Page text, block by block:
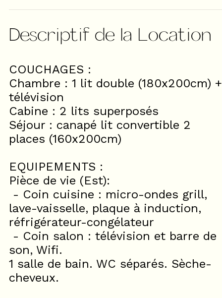
Descriptif de la Location
COUCHAGES :
Chambre : 1 lit double (180x200cm) +
télévision
Cabine : 2 lits superposés
Séjour : canapé lit convertible 2
places (160x200cm)
EQUIPEMENTS :
Pièce de vie (Est):
- Coin cuisine : micro-ondes grill,
lave-vaisselle, plaque à induction,
réfrigérateur-congélateur
- Coin salon : télévision et barre de
son, Wifi.
1 salle de bain. WC séparés. Sèche-
cheveux.